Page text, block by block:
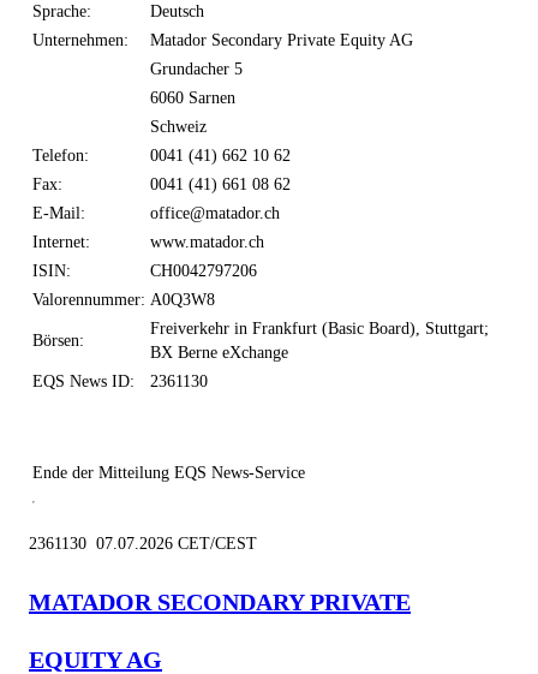
Sprache:
Deutsch
Unternehmen:
Matador Secondary Private Equity AG
Grundacher 5
6060 Sarnen
Schweiz
Telefon:
0041 (41) 662 10 62
Fax:
0041 (41) 661 08 62
E-Mail:
office@matador.ch
Internet:
www.matador.ch
ISIN:
CH0042797206
Valorennummer: A0Q3W8
Börsen:
Freiverkehr in Frankfurt (Basic Board), Stuttgart;
BX Berne eXchange
EQS News ID:
2361130
Ende der Mitteilung EQS News-Service
2361130 07.07.2026 CET/CEST
MATADOR SECONDARY PRIVATE
EQUITY AG